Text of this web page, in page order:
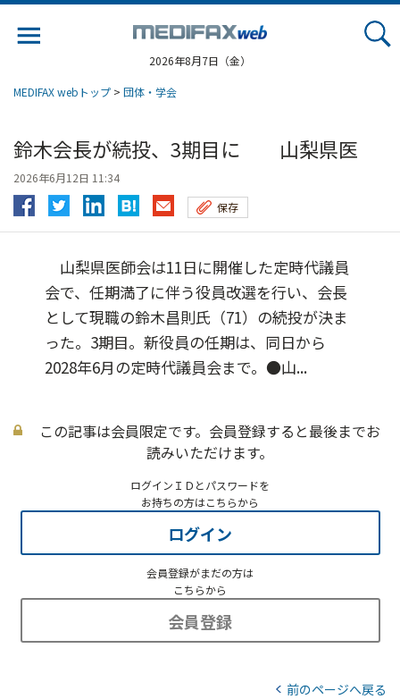
2026年8月7日（金）
MEDIFAX webトップ > 団体・学会
鈴木会長が続投、3期目に 山梨県医
2026年6月12日 11:34
保存
山梨県医師会は11日に開催した定時代議員
会で、任期満了に伴う役員改選を行い、会長
として現職の鈴木昌則氏（71）の続投が決ま
った。3期目。新役員の任期は、同日から
2028年6月の定時代議員会まで。●山...
この記事は会員限定です。会員登録すると最後までお
読みいただけます。
ログインＩＤとパスワードを
お持ちの方はこちらから
ログイン
会員登録がまだの方は
こちらから
会員登録
前のページへ戻る